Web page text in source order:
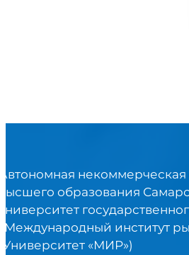
некоммерческая
образования
институт
«МИР»)